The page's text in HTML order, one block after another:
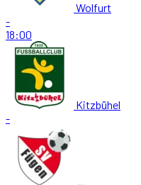
Wolfurt
-
18:00
Kitzbühel
-